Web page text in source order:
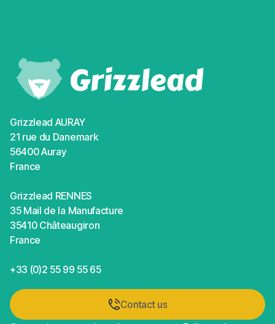
Grizzlead AURAY
21 rue du Danemark
56400 Auray
France
Grizzlead RENNES
35 Mail de la Manufacture
35410 Châteaugiron
France
+33 (0)2 55 99 55 65
Contact us
Contact us